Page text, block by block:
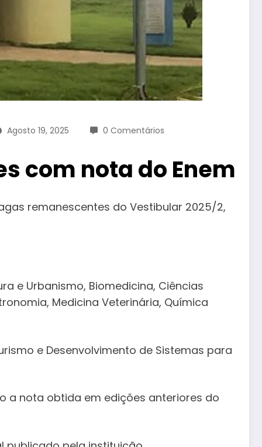
Agosto 19, 2025 0 Comentários
com nota do Enem
remanescentes do Vestibular 2025/2,
e Urbanismo, Biomedicina, Ciências
Medicina Veterinária, Química
e Desenvolvimento de Sistemas para
a nota obtida em edições anteriores do